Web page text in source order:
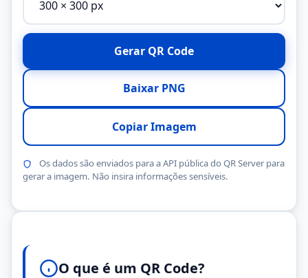
Gerar QR Code
Baixar PNG
Copiar Imagem
Os dados são enviados para a API pública do QR Server para
gerar a imagem. Não insira informações sensíveis.
O que é um QR Code?